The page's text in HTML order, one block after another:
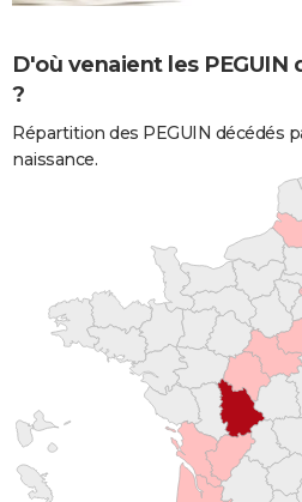
D'où venaient les
?
Répartition des PEGUIN décédés
naissance.